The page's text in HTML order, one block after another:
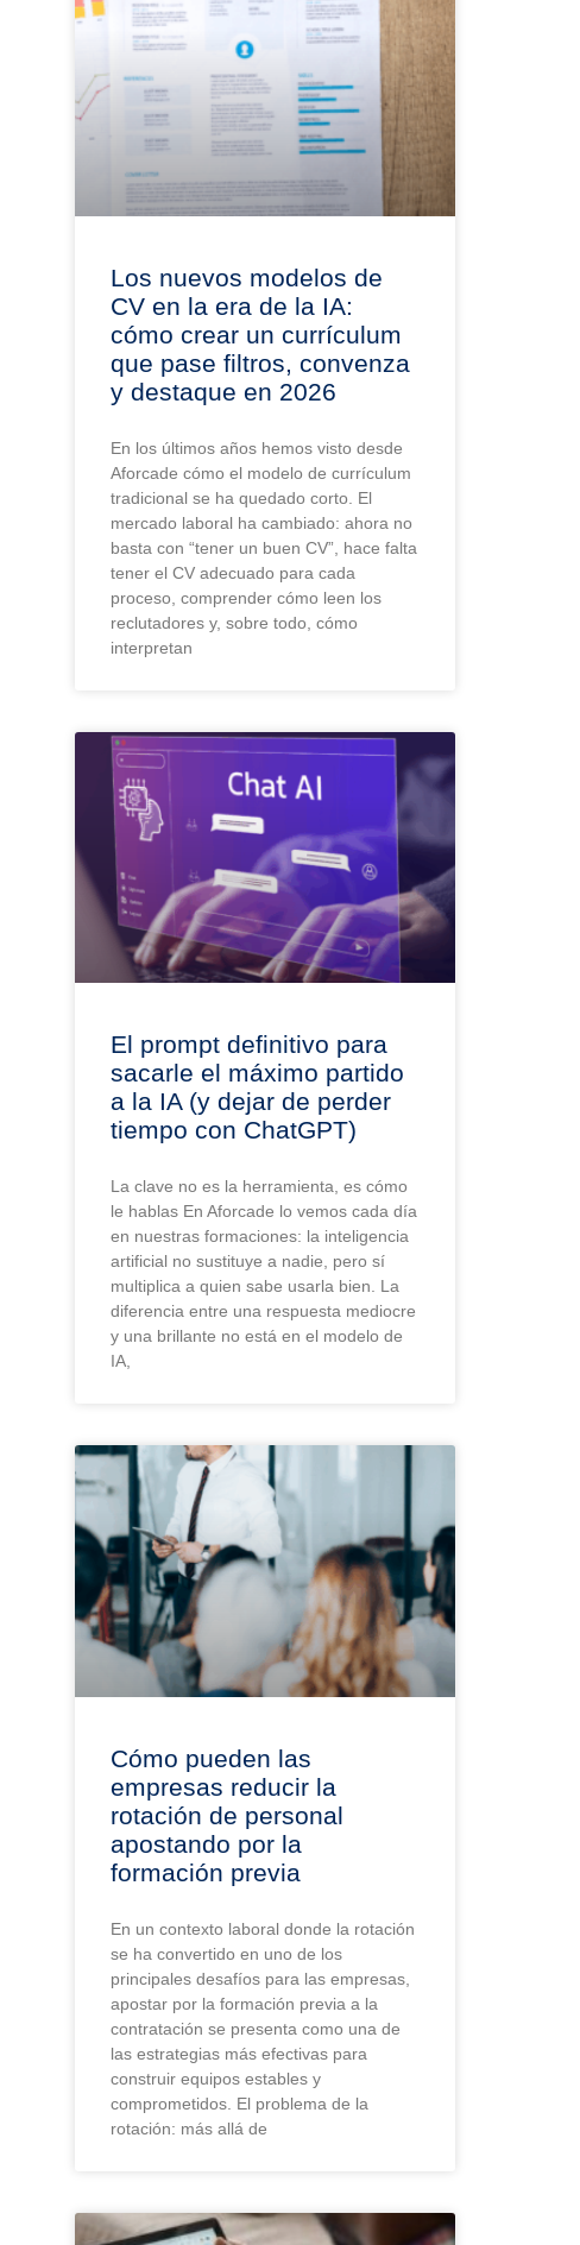
Los nuevos modelos de
CV en la era de la IA:
cómo crear un currículum
que pase filtros, convenza
y destaque en 2026
En los últimos años hemos visto desde
Aforcade cómo el modelo de currículum
tradicional se ha quedado corto. El
mercado laboral ha cambiado: ahora no
basta con “tener un buen CV”, hace falta
tener el CV adecuado para cada
proceso, comprender cómo leen los
reclutadores y, sobre todo, cómo
interpretan
El prompt definitivo para
sacarle el máximo partido
a la IA (y dejar de perder
tiempo con ChatGPT)
La clave no es la herramienta, es cómo
le hablas En Aforcade lo vemos cada día
en nuestras formaciones: la inteligencia
artificial no sustituye a nadie, pero sí
multiplica a quien sabe usarla bien. La
diferencia entre una respuesta mediocre
y una brillante no está en el modelo de
IA,
Cómo pueden las
empresas reducir la
rotación de personal
apostando por la
formación previa
En un contexto laboral donde la rotación
se ha convertido en uno de los
principales desafíos para las empresas,
apostar por la formación previa a la
contratación se presenta como una de
las estrategias más efectivas para
construir equipos estables y
comprometidos. El problema de la
rotación: más allá de